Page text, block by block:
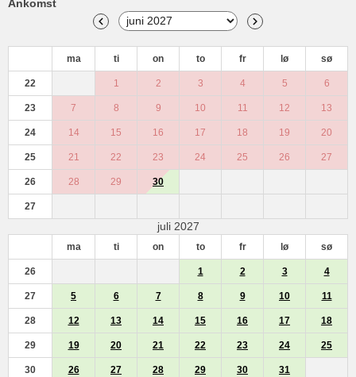
Ankomst
ma ti on to fr lø sø
22 1 2 3 4 5 6
23 7 8 9 10 11 12 13
24 14 15 16 17 18 19 20
25 21 22 23 24 25 26 27
26 28 29 30
27
juli 2027
ma ti on to fr lø sø
26 1 2 3 4
27 5 6 7 8 9 10 11
28 12 13 14 15 16 17 18
29 19 20 21 22 23 24 25
30 26 27 28 29 30 31